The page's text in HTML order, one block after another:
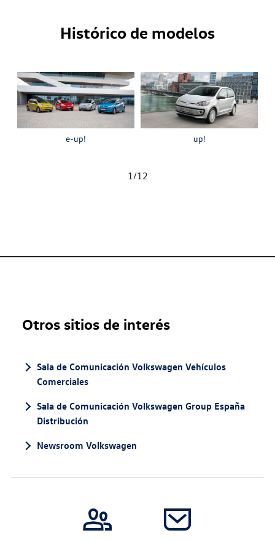
Histórico de modelos
e-up! up!
1/12
Otros sitios de interés
Sala de Comunicación Volkswagen Vehículos
Comerciales
Sala de Comunicación Volkswagen Group España
Distribución
Newsroom Volkswagen